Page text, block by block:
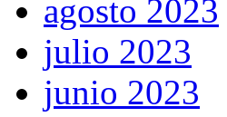
agosto 2023
julio 2023
junio 2023